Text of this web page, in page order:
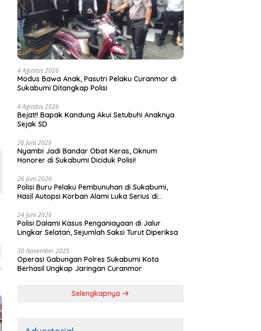
4 Agustus 2026
Modus Bawa Anak, Pasutri Pelaku Curanmor di
Sukabumi Ditangkap Polisi
4 Agustus 2026
Bejat!! Bapak Kandung Akui Setubuhi Anaknya
Sejak SD
26 Juni 2026
Nyambi Jadi Bandar Obat Keras, Oknum
Honorer di Sukabumi Diciduk Polisi!
26 Juni 2026
Polisi Buru Pelaku Pembunuhan di Sukabumi,
Hasil Autopsi Korban Alami Luka Serius di
24 Juni 2026
Polisi Dalami Kasus Penganiayaan di Jalur
Lingkar Selatan, Sejumlah Saksi Turut Diperiksa
30 November 2025
Operasi Gabungan Polres Sukabumi Kota
Berhasil Ungkap Jaringan Curanmor
Selengkapnya